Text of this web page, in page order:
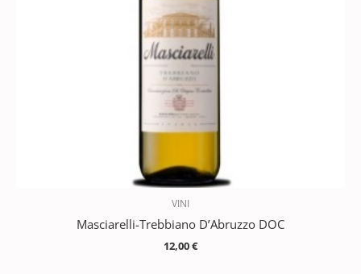
VINI
Masciarelli-Trebbiano D’Abruzzo DOC
12,00€